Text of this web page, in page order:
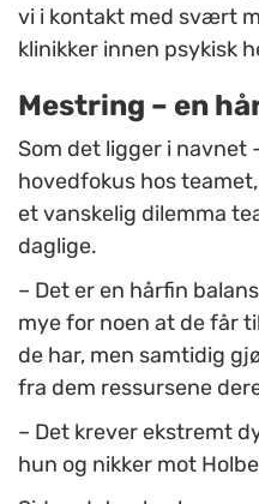
vi i kontakt med svært
klinikker innen psykisk
Mestring – en
Som det ligger i navnet
hovedfokus hos
et vanskelig dilemma
daglige.
– Det er en hårfin
mye for noen at de får
de har, men samtidig
fra dem ressursene
– Det krever ekstremt
hun og nikker mot